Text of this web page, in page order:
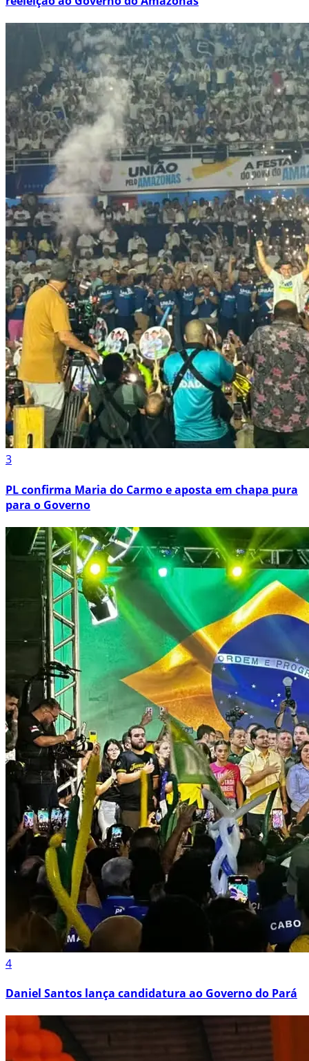
3
PL confirma Maria do Carmo e aposta em chapa pura
para o Governo
4
Daniel Santos lança candidatura ao Governo do Pará